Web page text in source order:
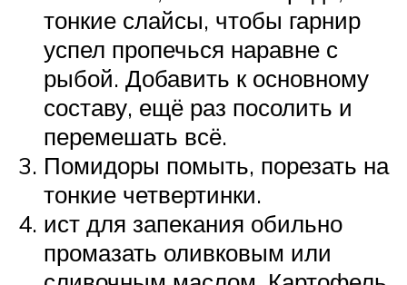
тонкие слайсы, чтобы гарнир
успел пропечься наравне с
рыбой. Добавить к основному
составу, ещё раз посолить и
перемешать всё.
Помидоры помыть, порезать на
тонкие четвертинки.
ист для запекания обильно
промазать оливковым или